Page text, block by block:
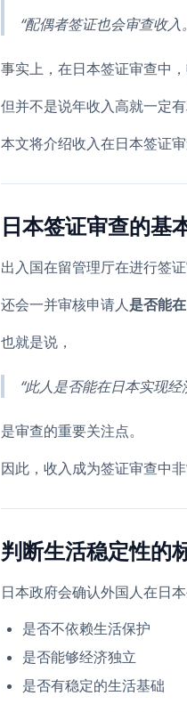
“配偶者签证也会审查收入
事实上，在日本签证审查中，
但并不是说年收入高就一定
本文将介绍收入在日本签证审
日本签证审查的基
出入国在留管理厅在进行签
还会一并审核申请人是否能
也就是说，
“此人是否能在日本实现经
是审查的重要关注点。
因此，收入成为签证审查中非
判断生活稳定性的
日本政府会确认外国人在日本
是否不依赖生活保护
是否能够经济独立
是否有稳定的生活基础